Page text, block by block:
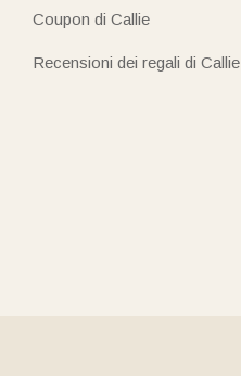
Coupon di Callie
Recensioni dei regali di Callie